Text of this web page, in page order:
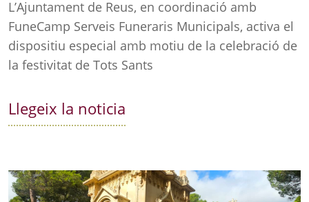
L’Ajuntament de Reus, en coordinació amb
FuneCamp Serveis Funeraris Municipals, activa el
dispositiu especial amb motiu de la celebració de
la festivitat de Tots Sants
Llegeix la noticia